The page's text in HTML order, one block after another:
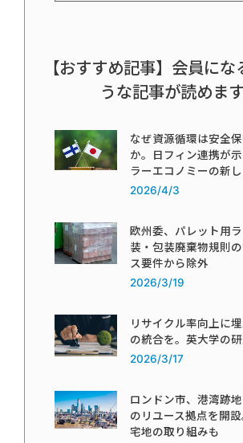
【おすすめ記事】会員にな
うな記事が読めます
なぜ資源循環は安全
か。日フィン連携が
ラーエコノミーの新し
2026/4/3
欧州委、パレット用
装・包装廃棄物規則
ス要件から除外
2026/3/19
リサイクル率向上に
の統合を。英大学の
2026/3/17
ロンドン市、港湾跡
のリユース拠点を開
宅地の取り組みも